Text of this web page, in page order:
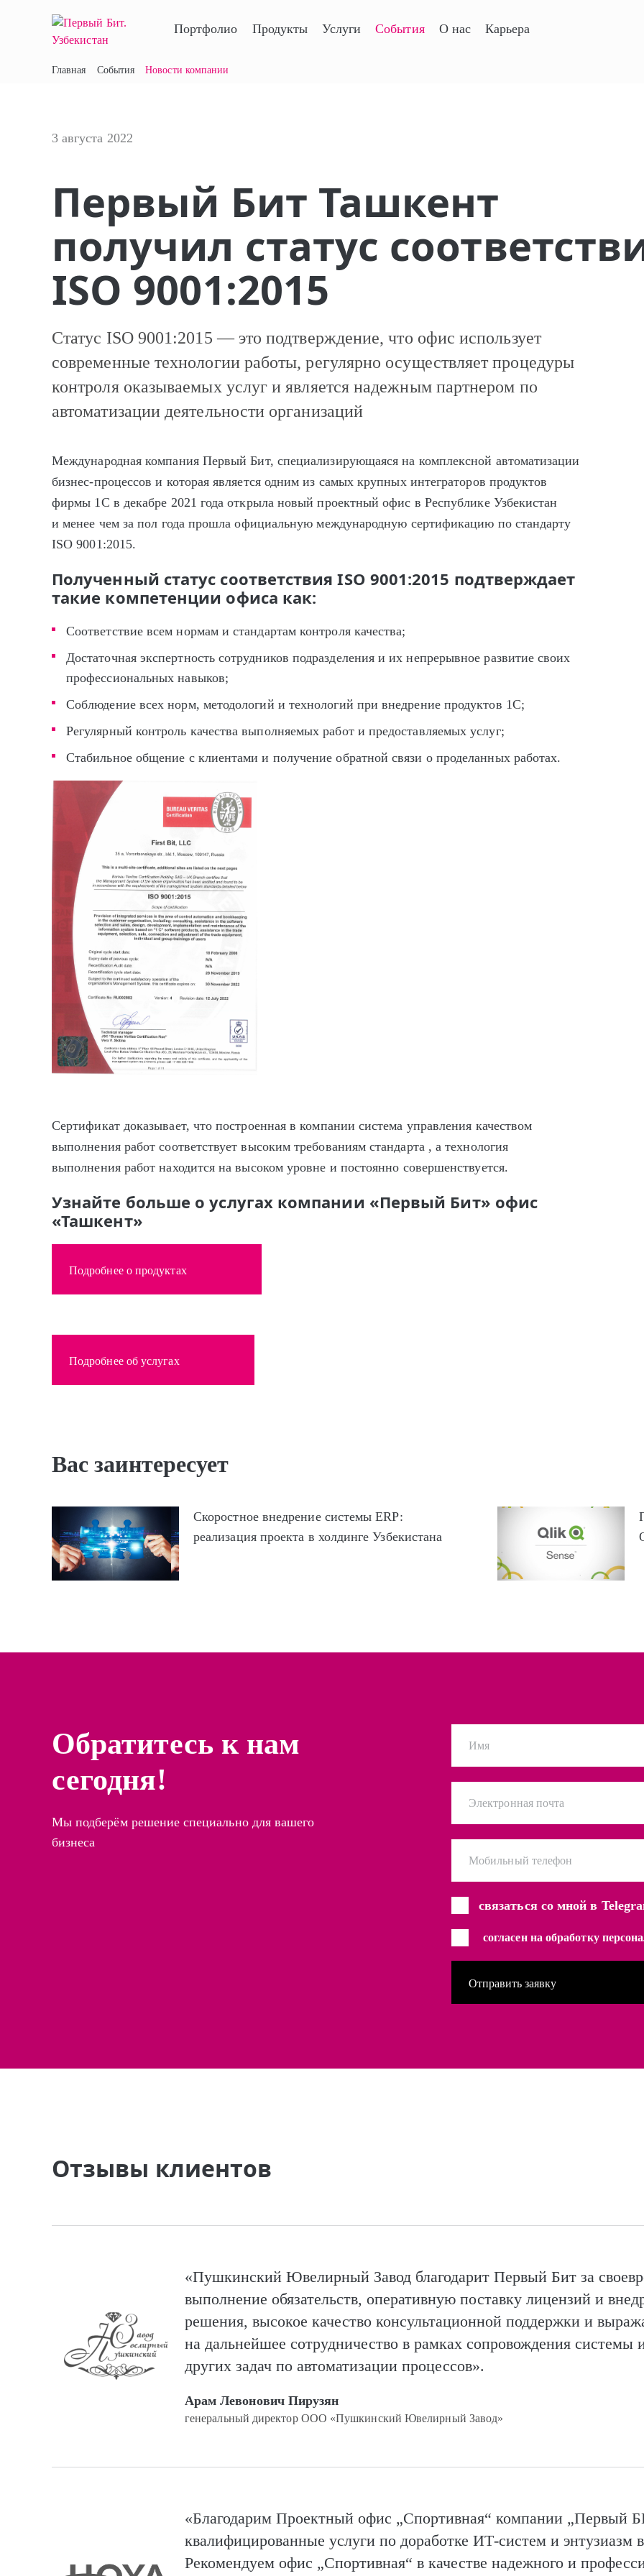
Портфолио Продукты Услуги События О нас Карьера
Главная События Новости компании
3 августа 2022
Первый Бит Ташкент
получил статус
ISO 9001:2015
Статус ISO 9001:2015 — это подтверждение, что офис использует
современные технологии работы, регулярно осуществляет процедуры
контроля оказываемых услуг и является надежным партнером по
автоматизации деятельности организаций
Международная компания Первый Бит, специализирующаяся на комплексной автоматизации
бизнес-процессов и которая является одним из самых крупных интеграторов продуктов
фирмы 1С в декабре 2021 года открыла новый проектный офис в Республике Узбекистан
и менее чем за пол года прошла официальную международную сертификацию по стандарту
ISO 9001:2015.
Полученный статус соответствия ISO 9001:2015 подтверждает
такие компетенции офиса как:
Соответствие всем нормам и стандартам контроля качества;
Достаточная экспертность сотрудников подразделения и их непрерывное развитие своих
профессиональных навыков;
Соблюдение всех норм, методологий и технологий при внедрение продуктов 1С;
Регулярный контроль качества выполняемых работ и предоставляемых услуг;
Стабильное общение с клиентами и получение обратной связи о проделанных работах.
Сертификат доказывает, что построенная в компании система управления качеством
выполнения работ соответствует высоким требованиям стандарта , а технология
выполнения работ находится на высоком уровне и постоянно совершенствуется.
Узнайте больше о услугах компании «Первый Бит» офис
«Ташкент»
Подробнее о продуктах
Подробнее об услугах
Вас заинтересует
Скоростное внедрение системы ERP:
реализация проекта в холдинге Узбекистана
Обратитесь к нам
сегодня!
Мы подберём решение специально для вашего
бизнеса
Имя
Электронная почта
Мобильный телефон
связаться со мной в
согласен на обработку
Отзывы клиентов
«Пушкинский Ювелирный Завод благодарит Первый Бит за
выполнение обязательств, оперативную поставку лицензий и
решения, высокое качество кон­суль­та­цион­ной поддержки и
на дальнейшее сотрудничество в рамках сопровождения системы
других задач по автоматизации процессов».
Арам Левонович Пирузян
генеральный директор ООО «Пушкинский Ювелирный Завод»
«Благодарим Проектный офис „Спортивная“ компании „Первый
квалифицированные услуги по доработке ИТ-систем и энтузиазм
Рекомендуем офис „Спортивная“ в качестве надежного и